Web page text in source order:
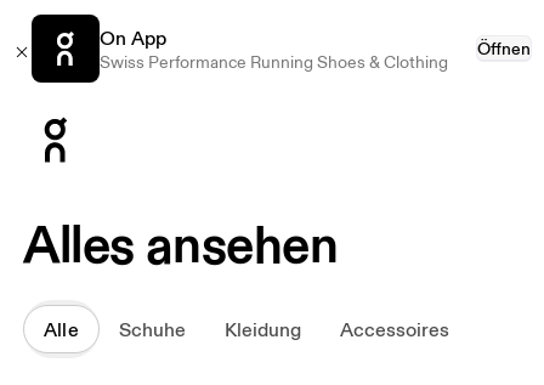
On App
Swiss Performance Running Shoes & Clothing
Öffnen
Alles ansehen
Alle Schuhe Kleidung Accessoires